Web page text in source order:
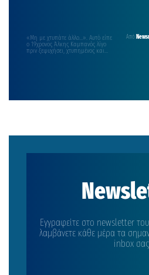
Από
«Μη με χτυπάτε άλλο…». Αυτό είπε
ο 19χρονος Άλκης Καμπανός λίγο
πριν ξεψυχήσει, χτυπημένος και
Εγγραφείτε στο newsletter
λαμβάνετε κάθε μέρα τα
inbox σας